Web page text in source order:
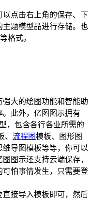
点击右上角的保存、下
题模型品进行存储。也
格式。
大的绘图功能和智能助
此外，亿图图示拥有
，包含各行各业所需的
流程图模板、图形图
导图模板等等，你可以
图示还支持云端保存，
怕事情发生，只需要登
接导入模板即可，然后